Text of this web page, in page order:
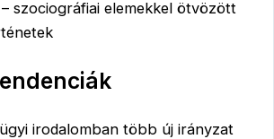
szociográfiai elemekkel ötvözött
irodalomban több új irányzat